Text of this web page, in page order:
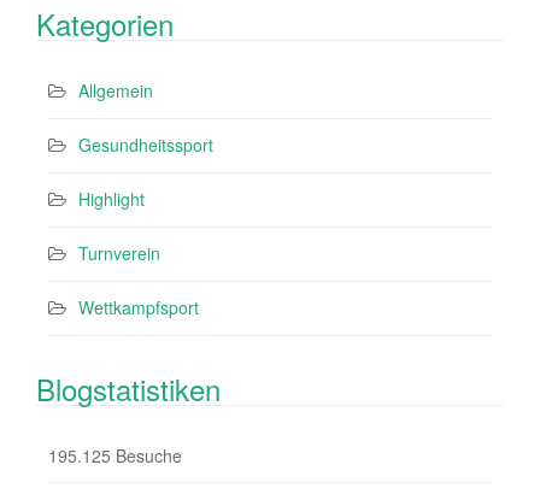
Kategorien
Allgemein
Gesundheitssport
Highlight
Turnverein
Wettkampfsport
Blogstatistiken
195.125 Besuche